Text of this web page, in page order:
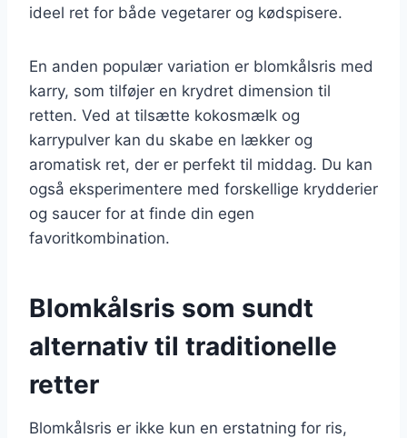
ideel ret for både vegetarer og kødspisere.
En anden populær variation er blomkålsris med
karry, som tilføjer en krydret dimension til
retten. Ved at tilsætte kokosmælk og
karrypulver kan du skabe en lækker og
aromatisk ret, der er perfekt til middag. Du kan
også eksperimentere med forskellige krydderier
og saucer for at finde din egen
favoritkombination.
Blomkålsris som sundt
alternativ til traditionelle
retter
Blomkålsris er ikke kun en erstatning for ris,